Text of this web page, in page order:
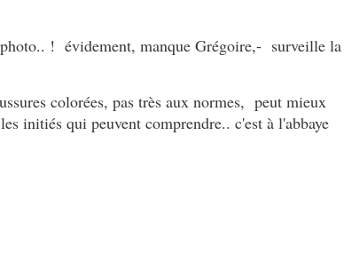
! évidement, manque Grégoire,- surveille la
colorées, pas très aux normes, peut mieux
initiés qui peuvent comprendre.. c'est à l'abbaye